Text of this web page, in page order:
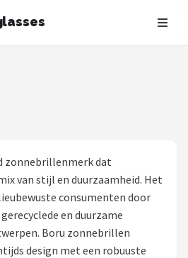
zonnebrillenmerk dat
van stijl en duurzaamheid. Het
consumenten door
en duurzame
Boru zonnebrillen
design met een robuuste